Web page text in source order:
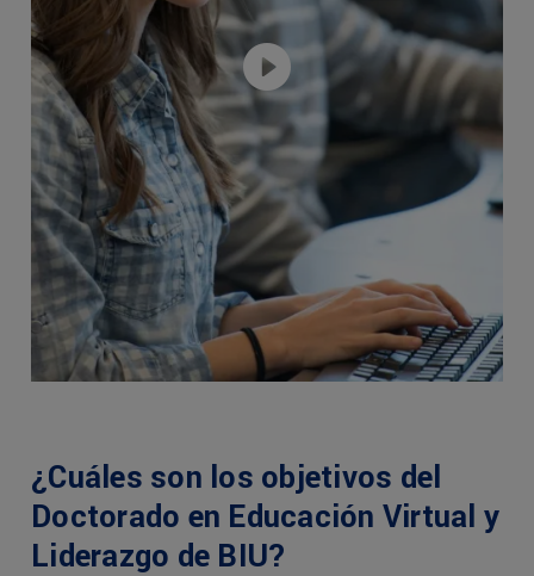
¿Cuáles son los objetivos del
Doctorado en Educación Virtual y
Liderazgo de BIU?